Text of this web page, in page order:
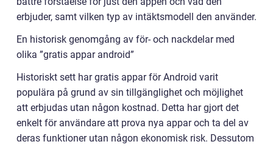
erbjuder, samt vilken typ av intäktsmodell den använder.
En historisk genomgång av för- och nackdelar med
olika ”gratis appar android”
Historiskt sett har gratis appar för Android varit
populära på grund av sin tillgänglighet och möjlighet
att erbjudas utan någon kostnad. Detta har gjort det
enkelt för användare att prova nya appar och ta del av
deras funktioner utan någon ekonomisk risk. Dessutom